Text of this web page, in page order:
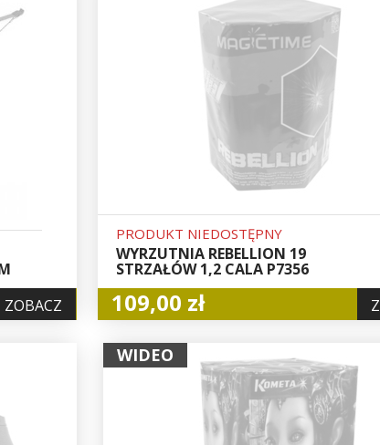
ZOBACZ
PRODUKT NIEDOSTĘPNY
WYRZUTNIA REBELLION 19
STRZAŁÓW 1,2 CALA P7356
109,00 zł
WIDEO